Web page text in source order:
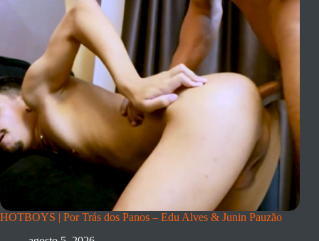
HOTBOYS | Por Trás dos Panos – Edu Alves & Junin Pauzão